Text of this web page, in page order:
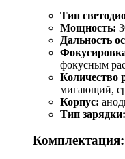
Тип
Мощность:
Дальность
фокусным
Количество
мигающий,
Корпус:
Тип зарядки:
Комплектация: